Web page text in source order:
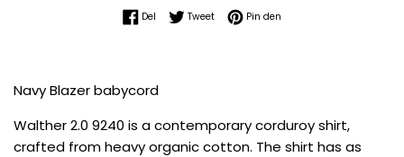
Del Del på Facebook
TweetTweet på Twitter
Pin den
Navy Blazer babycord
Walther 2.0 9240 is a contemporary corduroy shirt,
crafted from heavy organic cotton. The shirt has as